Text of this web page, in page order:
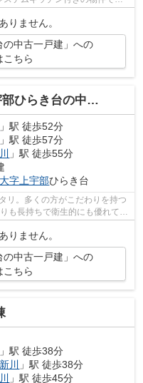
りません。
の中古一戸建」への
こちら
き台の中古一戸建
」駅 徒歩52分
」駅 徒歩57分
」駅 徒歩55分
大字上宇部ひらき台
リ。多くの方がこだわりを持つ
も長持ちで衛生的にも優れてい
りません。
の中古一戸建」への
こちら
」駅 徒歩38分
川
」駅 徒歩38分
」駅 徒歩45分